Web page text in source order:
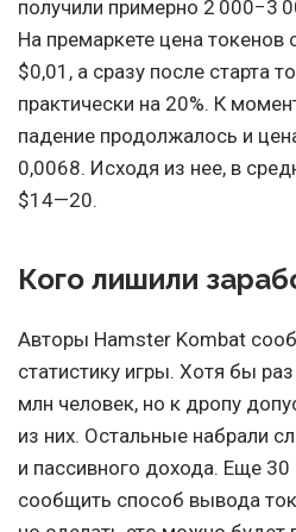
получили примерно 2 000−3
На премаркете цена токенов
$0,01, а сразу после старта
практически на 20%. К
падение продолжалось и
0,0068. Исходя из нее, в
$14⁠—⁠20⁣.
Кого лишили
Авторы Hamster Kombat
статистику игры. Хотя бы
млн человек, но к дропу
из них. Остальные набрали
и пассивного дохода. Еще
сообщить способ вывода